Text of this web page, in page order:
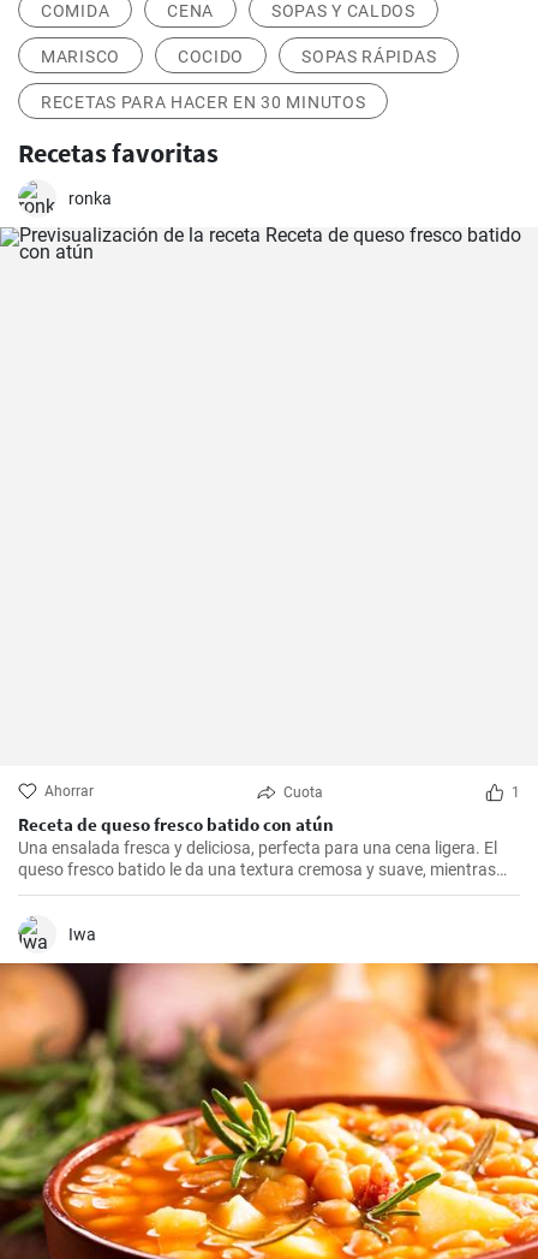
COMIDA CENA SOPAS Y CALDOS
MARISCO COCIDO SOPAS RÁPIDAS
RECETAS PARA HACER EN 30 MINUTOS
Recetas favoritas
ronka
Ahorrar Cuota 1
Receta de queso fresco batido con atún
Una ensalada fresca y deliciosa, perfecta para una cena ligera. El
queso fresco batido le da una textura cremosa y suave, mientras
que el atún le aporta proteínas con el sabor. Suele servirse fría,
acompañada de tostadas o pan integral.
Iwa